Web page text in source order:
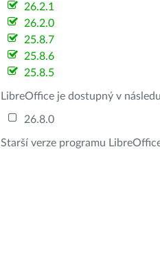
26.2.1
26.2.0
25.8.7
25.8.6
25.8.5
LibreOffice je dostupný v
26.8.0
Starší verze programu